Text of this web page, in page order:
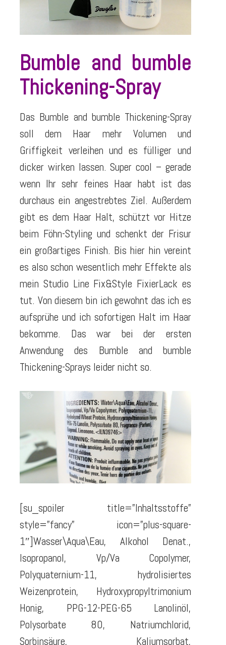
Bumble and bumble
Thickening-Spray
Das Bumble and bumble Thickening-Spray
soll dem Haar mehr Volumen und
Griffigkeit verleihen und es fülliger und
dicker wirken lassen. Super cool – gerade
wenn Ihr sehr feines Haar habt ist das
durchaus ein angestrebtes Ziel. Außerdem
gibt es dem Haar Halt, schützt vor Hitze
beim Föhn-Styling und schenkt der Frisur
ein großartiges Finish. Bis hier hin vereint
es also schon wesentlich mehr Effekte als
mein Studio Line Fix&Style FixierLack es
tut. Von diesem bin ich gewohnt das ich es
aufsprühe und ich sofortigen Halt im Haar
bekomme. Das war bei der ersten
Anwendung des Bumble and bumble
Thickening-Sprays leider nicht so.
[su_spoiler title=”Inhaltsstoffe”
style=”fancy” icon=”plus-square-
1″]Wasser\Aqua\Eau, Alkohol Denat.,
Isopropanol, Vp/Va Copolymer,
Polyquaternium-11, hydrolisiertes
Weizenprotein, Hydroxypropyltrimonium
Honig, PPG-12-PEG-65 Lanolinöl,
Polysorbate 80, Natriumchlorid,
Sorbinsäure, Kaliumsorbat,